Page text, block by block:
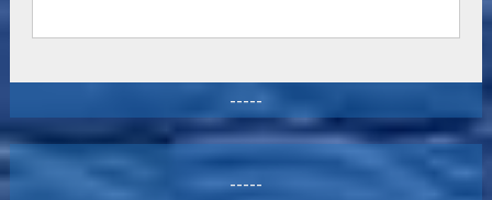
-----
-----